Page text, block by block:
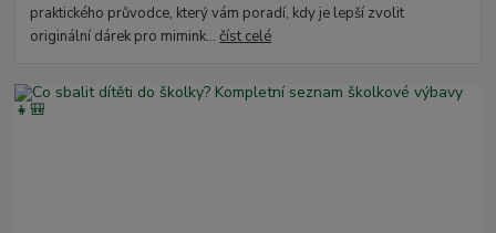
praktického průvodce, který vám poradí, kdy je lepší zvolit
originální dárek pro mimink...číst celé